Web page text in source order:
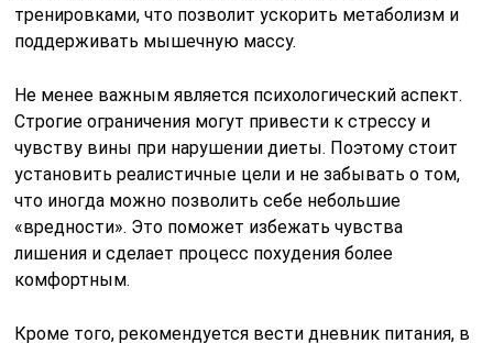
тренировками, что позволит ускорить метаболизм и
поддерживать мышечную массу.
Не менее важным является психологический аспект.
Строгие ограничения могут привести к стрессу и
чувству вины при нарушении диеты. Поэтому стоит
установить реалистичные цели и не забывать о том,
что иногда можно позволить себе небольшие
«вредности». Это поможет избежать чувства
лишения и сделает процесс похудения более
комфортным.
Кроме того, рекомендуется вести дневник питания, в